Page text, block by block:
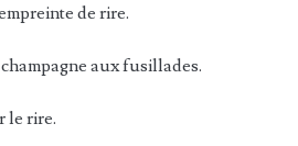
de rire.
aux fusillades.
le rire.